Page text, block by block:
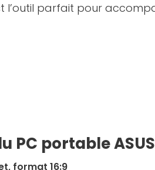
l’outil parfait pour
PC portable
format 16:9